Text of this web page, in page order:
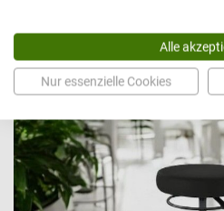
kostenfreies
Experten-Team, um sich
informieren zu lassen.
Alle
Nur essenzielle Cookies